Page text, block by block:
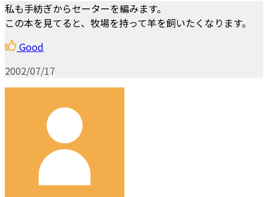
私も手紡ぎからセーターを編みます。
この本を見てると、牧場を持って羊を飼いたくなります。
Good
2002/07/17